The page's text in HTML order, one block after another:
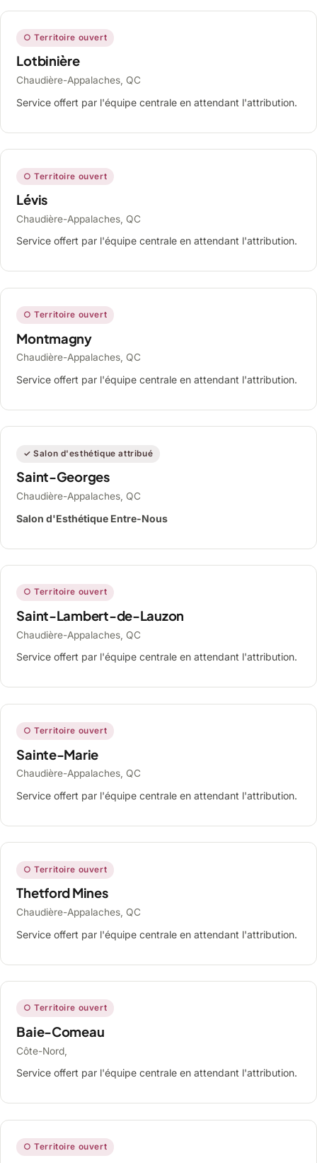
○ Territoire ouvert
Lotbinière
Chaudière-Appalaches, QC
Service offert par l'équipe centrale en attendant l'attribution.
○ Territoire ouvert
Lévis
Chaudière-Appalaches, QC
Service offert par l'équipe centrale en attendant l'attribution.
○ Territoire ouvert
Montmagny
Chaudière-Appalaches, QC
Service offert par l'équipe centrale en attendant l'attribution.
✓ Salon d'esthétique attribué
Saint-Georges
Chaudière-Appalaches, QC
Salon d'Esthétique Entre-Nous
○ Territoire ouvert
Saint-Lambert-de-Lauzon
Chaudière-Appalaches, QC
Service offert par l'équipe centrale en attendant l'attribution.
○ Territoire ouvert
Sainte-Marie
Chaudière-Appalaches, QC
Service offert par l'équipe centrale en attendant l'attribution.
○ Territoire ouvert
Thetford Mines
Chaudière-Appalaches, QC
Service offert par l'équipe centrale en attendant l'attribution.
○ Territoire ouvert
Baie-Comeau
Côte-Nord,
Service offert par l'équipe centrale en attendant l'attribution.
○ Territoire ouvert